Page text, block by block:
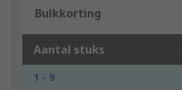
Bulkkorting
Aantal stuks
1 - 9